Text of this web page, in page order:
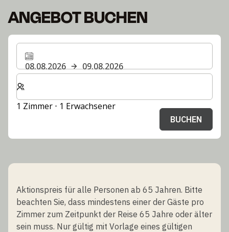
ANGEBOT BUCHEN
08.08.2026
09.08.2026
Wählen Sie die Anzahl der Zimmer und Gäste für Ihren
1 Zimmer ⋅ 1 Erwachsener
BUCHEN
Aktionspreis für alle Personen ab 65 Jahren. Bitte
beachten Sie, dass mindestens einer der Gäste pro
Zimmer zum Zeitpunkt der Reise 65 Jahre oder älter
sein muss. Nur gültig mit Vorlage eines gültigen